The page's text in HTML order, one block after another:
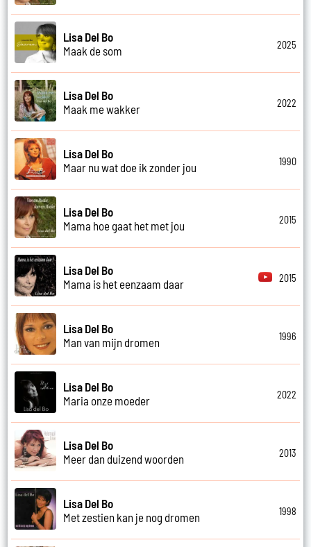
Lisa Del Bo
Maak de som
2025
Lisa Del Bo
Maak me wakker
2022
Lisa Del Bo
Maar nu wat doe ik zonder jou
1990
Lisa Del Bo
Mama hoe gaat het met jou
2015
Lisa Del Bo
Mama is het eenzaam daar
2015
Lisa Del Bo
Man van mijn dromen
1996
Lisa Del Bo
Maria onze moeder
2022
Lisa Del Bo
Meer dan duizend woorden
2013
Lisa Del Bo
Met zestien kan je nog dromen
1998